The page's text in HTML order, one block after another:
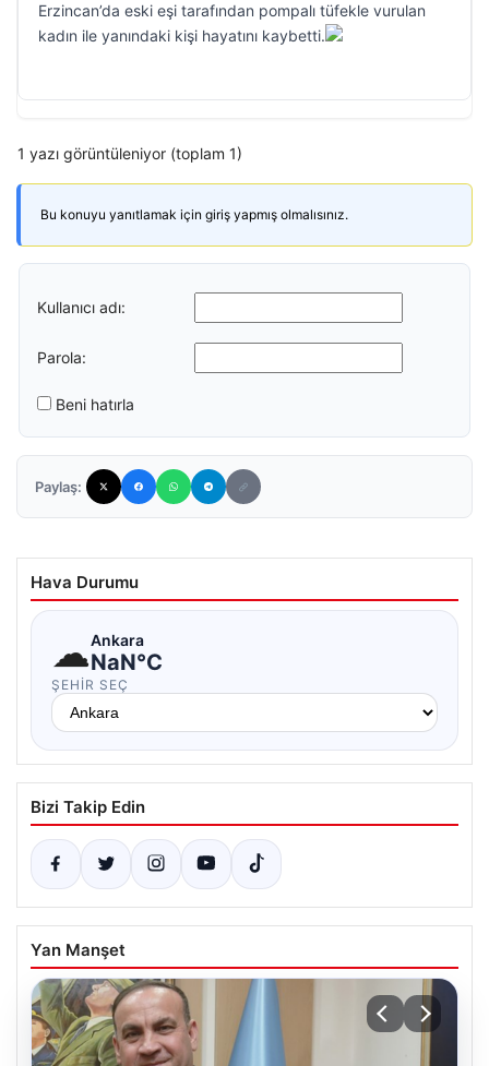
Erzincan’da eski eşi tarafından pompalı tüfekle vurulan
kadın ile yanındaki kişi hayatını kaybetti.
1 yazı görüntüleniyor (toplam 1)
Bu konuyu yanıtlamak için giriş yapmış olmalısınız.
Kullanıcı adı:
Parola:
Beni hatırla
Paylaş:
Hava Durumu
☁Ankara
NaN°C
ŞEHIR SEÇ
Bizi Takip Edin
Yan Manşet